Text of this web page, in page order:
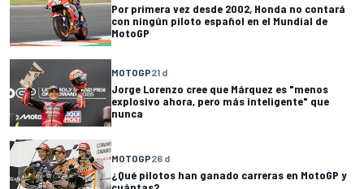
Por primera vez desde 2002, Honda no contará
con ningún piloto español en el Mundial de
MotoGP
MOTOGP21 d
Jorge Lorenzo cree que Márquez es "menos
explosivo ahora, pero más inteligente" que
nunca
MOTOGP26 d
¿Qué pilotos han ganado carreras en MotoGP y